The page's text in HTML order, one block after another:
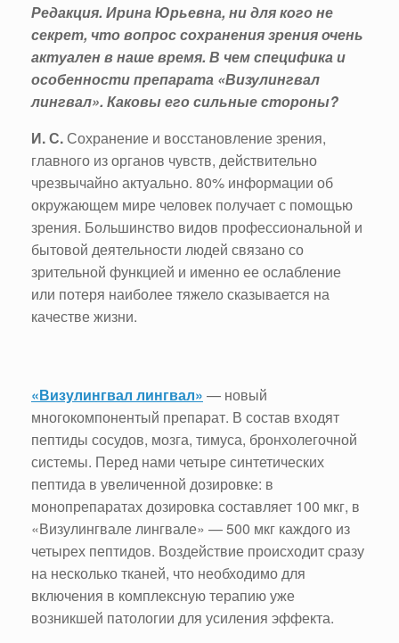
Редакция. Ирина Юрьевна, ни для кого не
секрет, что вопрос сохранения зрения очень
актуален в наше время. В чем специфика и
особенности препарата «Визулингвал
лингвал». Каковы его сильные стороны?
И. С.Сохранение и восстановление зрения,
главного из органов чувств, действительно
чрезвычайно актуально. 80% информации об
окружающем мире человек получает с помощью
зрения. Большинство видов профессиональной и
бытовой деятельности людей связано со
зрительной функцией и именно ее ослабление
или потеря наиболее тяжело сказывается на
качестве жизни.
«Визулингвал лингвал» — новый
многокомпонентый препарат. В состав входят
пептиды сосудов, мозга, тимуса, бронхолегочной
системы. Перед нами четыре синтетических
пептида в увеличенной дозировке: в
монопрепаратах дозировка составляет 100 мкг, в
«Визулингвале лингвале» — 500 мкг каждого из
четырех пептидов. Воздействие происходит сразу
на несколько тканей, что необходимо для
включения в комплексную терапию уже
возникшей патологии для усиления эффекта.